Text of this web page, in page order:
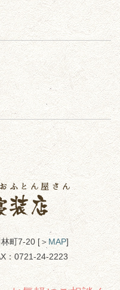
町7-20 [＞ MAP]
0721-24-2223